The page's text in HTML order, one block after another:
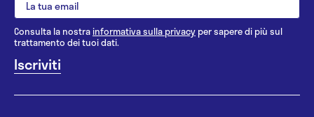
conseguito presso l’Università “Carlo Cattaneo” -
LIUC - di Castellanza (VA)
Consulta la nostrainformativa sulla privacy per sapere di più sul
trattamento dei tuoi dati.